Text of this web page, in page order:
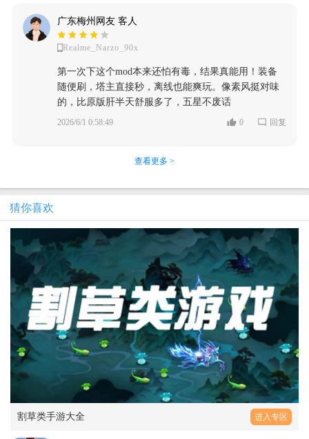
广东梅州网友 客人
Realme_Narzo_90x
第一次下这个mod本来还怕有毒，结果真能用！装备
随便刷，塔主直接秒，离线也能爽玩。像素风挺对味
的，比原版肝半天舒服多了，五星不废话
2026/6/1 0:58:49 0 回复
查看更多 >
猜你喜欢
割草类手游大全 进入专区